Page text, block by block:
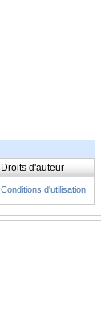
Droits d'auteur
Conditions d'utilisation